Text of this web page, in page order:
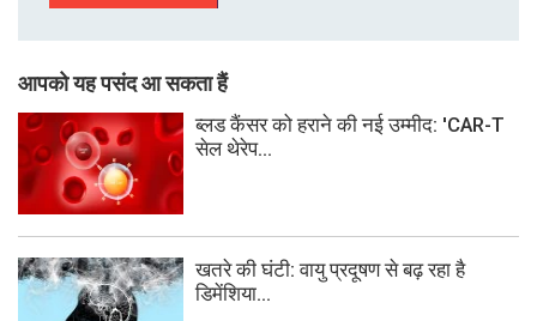
आपको यह पसंद आ सकता हैं
ब्लड कैंसर को हराने की नई उम्मीद: 'CAR-T
सेल थेरेप...
खतरे की घंटी: वायु प्रदूषण से बढ़ रहा है
डिमेंशिया...